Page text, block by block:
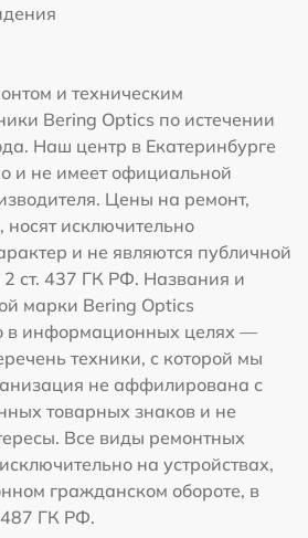
и техническим
Bering Optics по истечении
Наш центр в Екатеринбурге
и не имеет официальной
Цены на ремонт,
исключительно
и не являются публичной
2 ст. 437 ГК РФ. Названия и
марки Bering Optics
в информационных целях —
техники, с которой мы
не аффилирована с
товарных знаков и не
Все виды ремонтных
на устройствах,
гражданском обороте, в
ГК РФ.